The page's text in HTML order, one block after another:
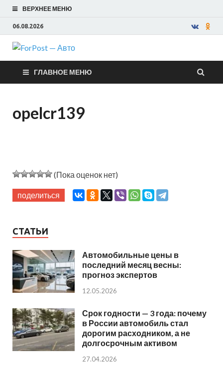
ВЕРХНЕЕ МЕНЮ
06.08.2026
ForPost —
Авто
ГЛАВНОЕ МЕНЮ
opelcr139
(Пока оценок нет)
поделиться
СТАТЬИ
Автомобильные цены в
последний месяц весны:
прогноз экспертов
12.05.2026
Срок годности — 3 года: почему
в России автомобиль стал
дорогим расходником, а не
долгосрочным активом
27.04.2026